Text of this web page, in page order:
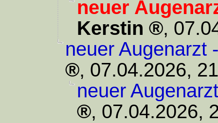
neuer
Kerstin
,
neuer Augenarzt
, 07.04.2026,
neuer
, 07.04.2026,